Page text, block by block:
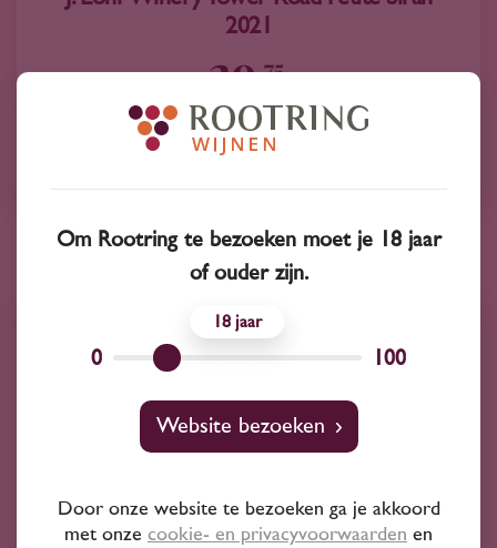
2021
29 75
Petite Syrah
Om Rootring te bezoeken moet je 18 jaar
of ouder zijn.
0
18
100
Website bezoeken
Door onze website te bezoeken ga je akkoord
met onze cookie- en privacyvoorwaarden en